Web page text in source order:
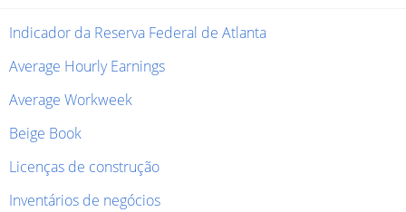
Indicador da Reserva Federal de Atlanta
Average Hourly Earnings
Average Workweek
Beige Book
Licenças de construção
Inventários de negócios